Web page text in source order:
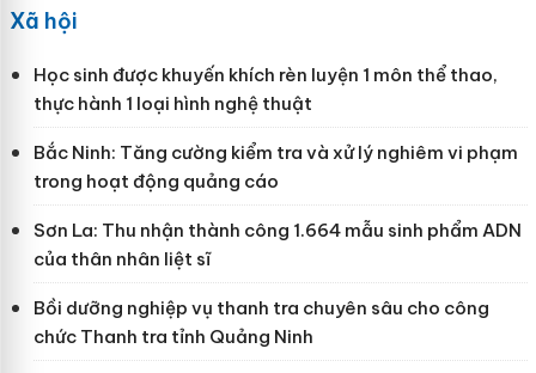
Xã hội
Học sinh được khuyến khích rèn luyện 1 môn thể thao,
thực hành 1 loại hình nghệ thuật
Bắc Ninh: Tăng cường kiểm tra và xử lý nghiêm vi phạm
trong hoạt động quảng cáo
Sơn La: Thu nhận thành công 1.664 mẫu sinh phẩm ADN
của thân nhân liệt sĩ
Bồi dưỡng nghiệp vụ thanh tra chuyên sâu cho công
chức Thanh tra tỉnh Quảng Ninh